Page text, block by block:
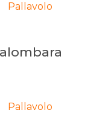
Pallavolo
Pallavolo